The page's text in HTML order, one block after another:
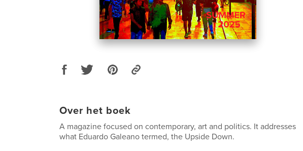
Over het boek
A magazine focused on contemporary, art and politics. It addresses
what Eduardo Galeano termed, the Upside Down.